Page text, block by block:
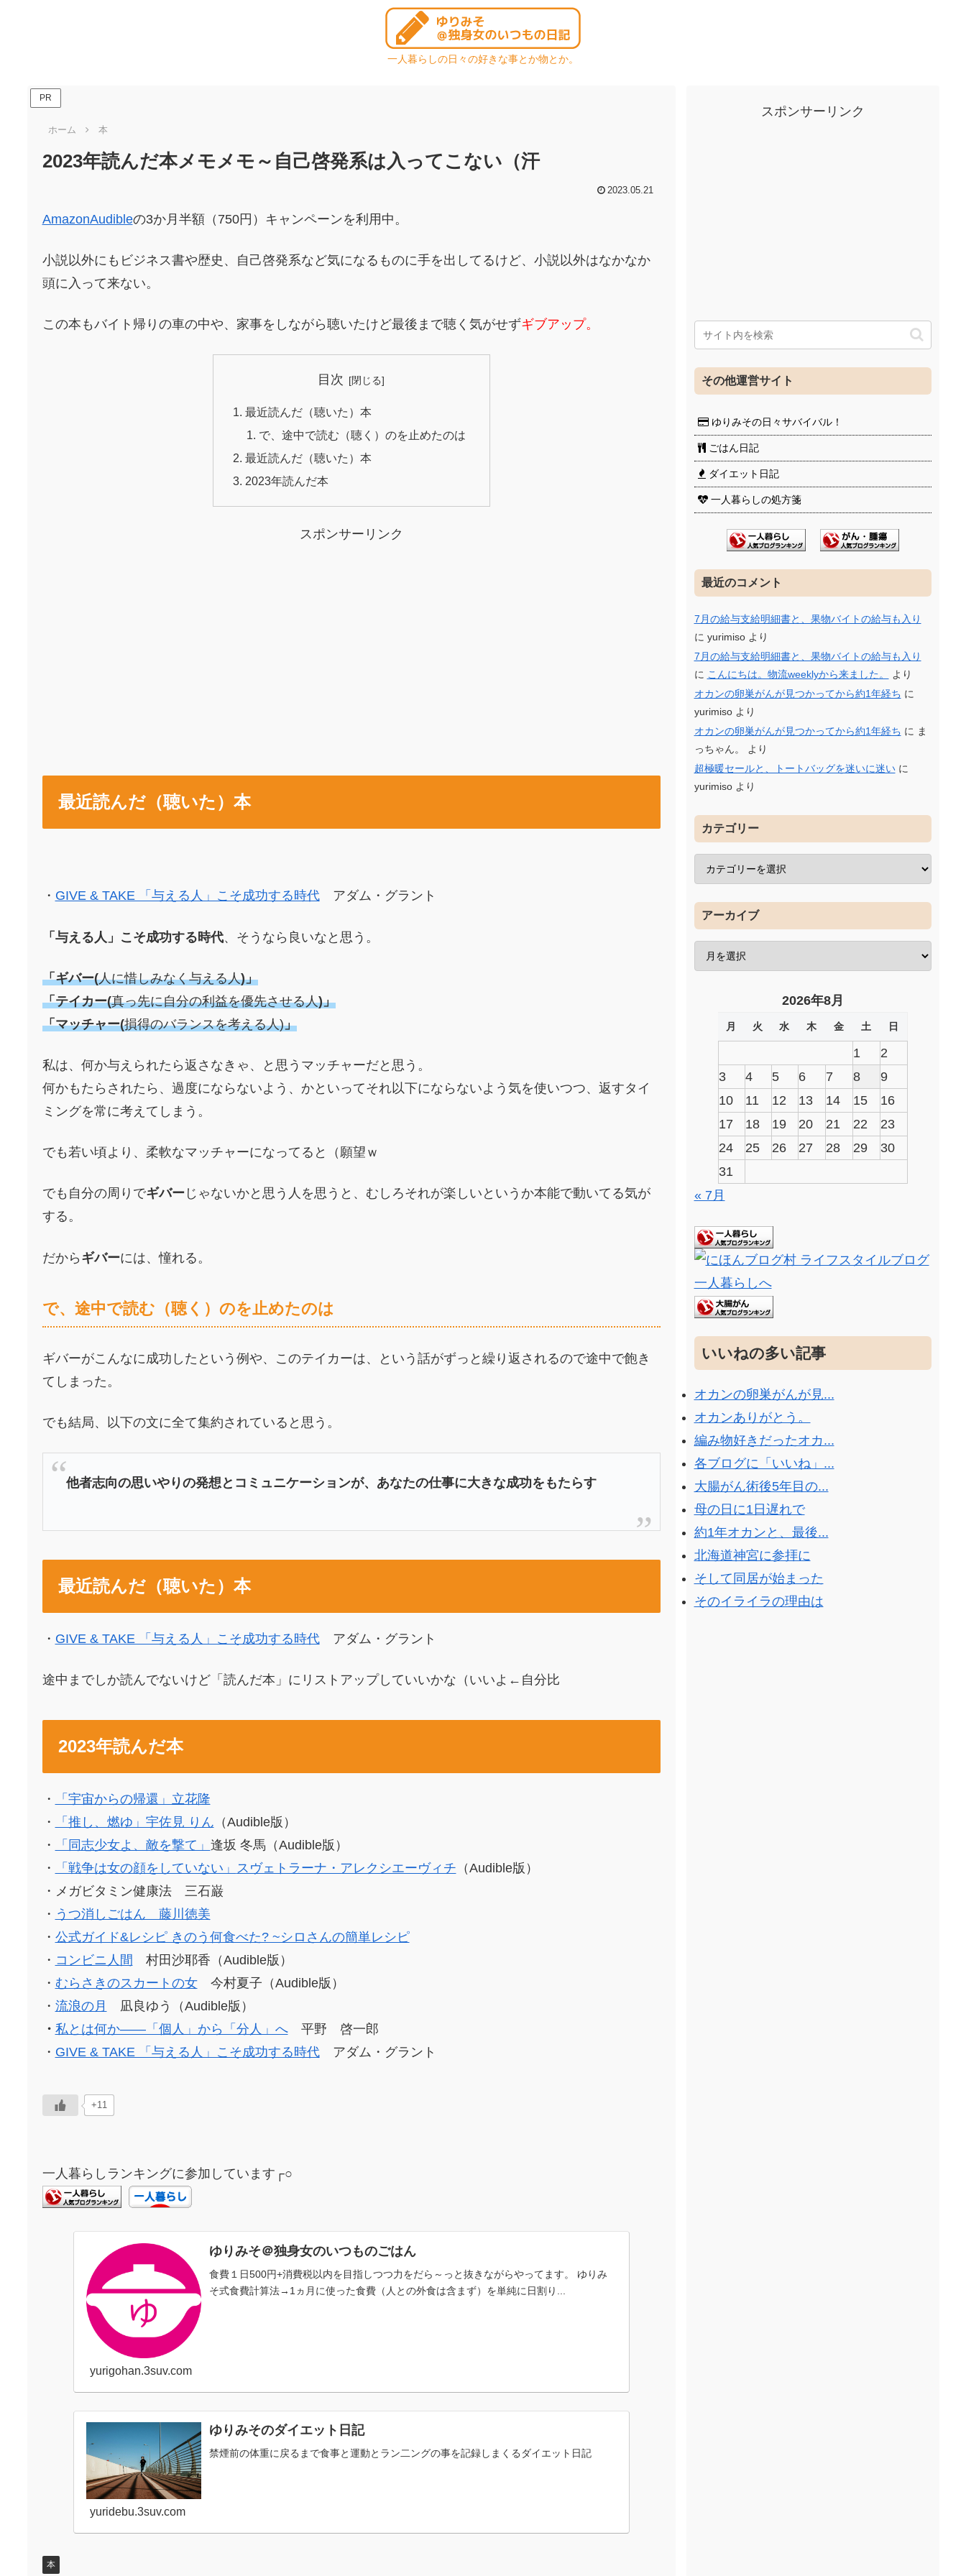
一人暮らしの日々の好きな事とか物とか。
PR
ホーム 本
2023年読んだ本メモメモ～自己啓発系は入ってこない（汗
2023.05.21
AmazonAudibleの3か月半額（750円）キャンペーンを利用中。
小説以外にもビジネス書や歴史、自己啓発系など気になるものに手を出してるけど、小説以外はなかなか
頭に入って来ない。
この本もバイト帰りの車の中や、家事をしながら聴いたけど最後まで聴く気がせずギブアップ。
目次
最近読んだ（聴いた）本
で、途中で読む（聴く）のを止めたのは
最近読んだ（聴いた）本
2023年読んだ本
スポンサーリンク
最近読んだ（聴いた）本
・ GIVE & TAKE 「与える人」こそ成功する時代 アダム・グラント
「与える人」こそ成功する時代、そうなら良いなと思う。
「ギバー(人に惜しみなく与える人)」
「テイカー(真っ先に自分の利益を優先させる人)」
「マッチャー(損得のバランスを考える人)」
私は、何か与えられたら返さなきゃ、と思うマッチャーだと思う。
何かもたらされたら、過度にならないよう、かといってそれ以下にならないよう気を使いつつ、返すタイ
ミングを常に考えてしまう。
でも若い頃より、柔軟なマッチャーになってると（願望ｗ
でも自分の周りでギバーじゃないかと思う人を思うと、むしろそれが楽しいというか本能で動いてる気が
する。
だから ギバーには、憧れる。
で、途中で読む（聴く）のを止めたのは
ギバーがこんなに成功したという例や、このテイカーは、という話がずっと繰り返されるので途中で飽き
てしまった。
でも結局、以下の文に全て集約されていると思う。
他者志向の思いやりの発想とコミュニケーションが、あなたの仕事に大きな成功をもたらす
最近読んだ（聴いた）本
・ GIVE & TAKE 「与える人」こそ成功する時代 アダム・グラント
途中までしか読んでないけど「読んだ本」にリストアップしていいかな（いいよ←自分比
2023年読んだ本
・
「宇宙からの帰還」立花隆
・
「推し、燃ゆ」宇佐見 りん （Audible版）
・
「同志少女よ、敵を撃て」 逢坂 冬馬（Audible版）
・
「戦争は女の顔をしていない」 スヴェトラーナ・アレクシエーヴィチ （Audible版）
・メガビタミン健康法 三石巌
・ うつ消しごはん 藤川徳美
・ 公式ガイド&レシピ きのう何食べた? ~シロさんの簡単レシピ
・ コンビニ人間 村田沙耶香（Audible版）
・ むらさきのスカートの女今村夏子（Audible版）
・ 流浪の月
凪良ゆう（Audible版）
・ 私とは何か――「個人」から「分人」へ平野 啓一郎
・ GIVE & TAKE 「与える人」こそ成功する時代 アダム・グラント
+11
一人暮らしランキングに参加しています┌○
ゆりみそ＠独身女のいつものごはん
食費１日500円+消費税以内を目指しつつ力をだら～っと抜きながらやってます。 ゆりみ
そ式食費計算法→1ヵ月に使った食費（人との外食は含まず）を単純に日割り...
yurigohan.3suv.com
ゆりみそのダイエット日記
禁煙前の体重に戻るまで食事と運動とラン二ングの事を記録しまくるダイエット日記
yuridebu.3suv.com
本
スポンサーリンク
その他運営サイト
ゆりみその日々サバイバル！
ごはん日記
ダイエット日記
一人暮らしの処方箋
最近のコメント
7月の給与支給明細書と、果物バイトの給与も入り
に yurimisoより
7月の給与支給明細書と、果物バイトの給与も入り
に こんにちは。物流weeklyから来ました。
より
オカンの卵巣がんが見つかってから約1年経ち に
yurimisoより
オカンの卵巣がんが見つかってから約1年経ち に ま
っちゃん。
より
超極暖セールと、トートバッグを迷いに迷いに
yurimisoより
カテゴリー
アーカイブ
2026年8月
月 火 水 木 金 土 日
1
2
3
4 5 6 7 8
9
10
11 12 13 14 15
16
17
18 19 20 21 22
23
24
25 26 27 28 29
30
31
« 7月
いいねの多い記事
オカンの卵巣がんが見...
オカンありがとう。
編み物好きだったオカ...
各ブログに「いいね」...
大腸がん術後5年目の...
母の日に1日遅れで
約1年オカンと、最後...
北海道神宮に参拝に
そして同居が始まった
そのイライラの理由は